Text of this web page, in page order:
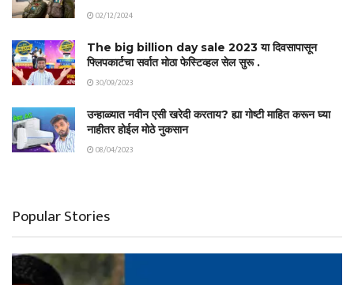
02/12/2024
The big billion day sale 2023 या दिवसापासून
फ्लिपकार्टचा सर्वात मोठा फेस्टिव्हल सेल सुरू .
30/09/2023
उन्हाळ्यात नवीन एसी खरेदी करताय? ह्या गोष्टी माहित करून घ्या
नाहीतर होईल मोठे नुकसान
08/04/2023
Popular Stories